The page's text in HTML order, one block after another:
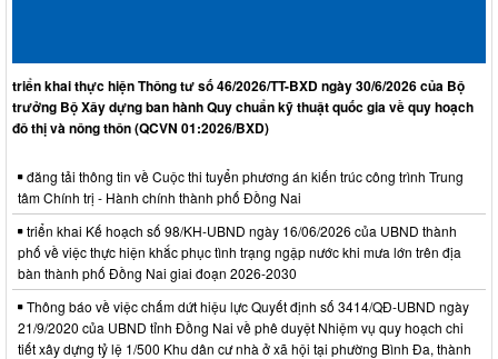
triển khai thực hiện Thông tư số 46/2026/TT-BXD ngày 30/6/2026 của Bộ
trưởng Bộ Xây dựng ban hành Quy chuẩn kỹ thuật quốc gia về quy hoạch
đô thị và nông thôn (QCVN 01:2026/BXD)
đăng tải thông tin về Cuộc thi tuyển phương án kiến trúc công trình Trung
tâm Chính trị - Hành chính thành phố Đồng Nai
triển khai Kế hoạch số 98/KH-UBND ngày 16/06/2026 của UBND thành
phố về việc thực hiện khắc phục tình trạng ngập nước khi mưa lớn trên địa
bàn thành phố Đồng Nai giai đoạn 2026-2030
Thông báo về việc chấm dứt hiệu lực Quyết định số 3414/QĐ-UBND ngày
21/9/2020 của UBND tỉnh Đồng Nai về phê duyệt Nhiệm vụ quy hoạch chi
tiết xây dựng tỷ lệ 1/500 Khu dân cư nhà ở xã hội tại phường Bình Đa, thành